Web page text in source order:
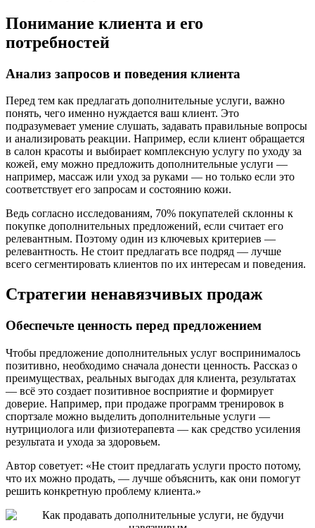
Понимание клиента и его
потребностей
Анализ запросов и поведения клиента
Перед тем как предлагать дополнительные услуги, важно
понять, чего именно нуждается ваш клиент. Это
подразумевает умение слушать, задавать правильные вопросы
и анализировать реакции. Например, если клиент обращается
в салон красоты и выбирает комплексную услугу по уходу за
кожей, ему можно предложить дополнительные услуги —
например, массаж или уход за руками — но только если это
соответствует его запросам и состоянию кожи.
Ведь согласно исследованиям, 70% покупателей склонны к
покупке дополнительных предложений, если считает его
релевантным. Поэтому один из ключевых критериев —
релевантность. Не стоит предлагать все подряд — лучше
всего сегментировать клиентов по их интересам и поведения.
Стратегии ненавязчивых продаж
Обеспечьте ценность перед предложением
Чтобы предложение дополнительных услуг воспринималось
позитивно, необходимо сначала донести ценность. Рассказ о
преимуществах, реальных выгодах для клиента, результатах
— всё это создает позитивное восприятие и формирует
доверие. Например, при продаже программ тренировок в
спортзале можно выделить дополнительные услуги —
нутрициолога или физиотерапевта — как средство усиления
результата и ухода за здоровьем.
Автор советует: «Не стоит предлагать услуги просто потому,
что их можно продать, — лучше объяснить, как они помогут
решить конкретную проблему клиента.»